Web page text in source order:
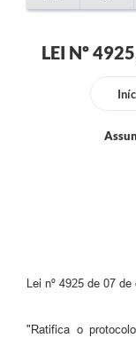
LEI Nº
Lei nº 4925 de 07
"Ratifica o